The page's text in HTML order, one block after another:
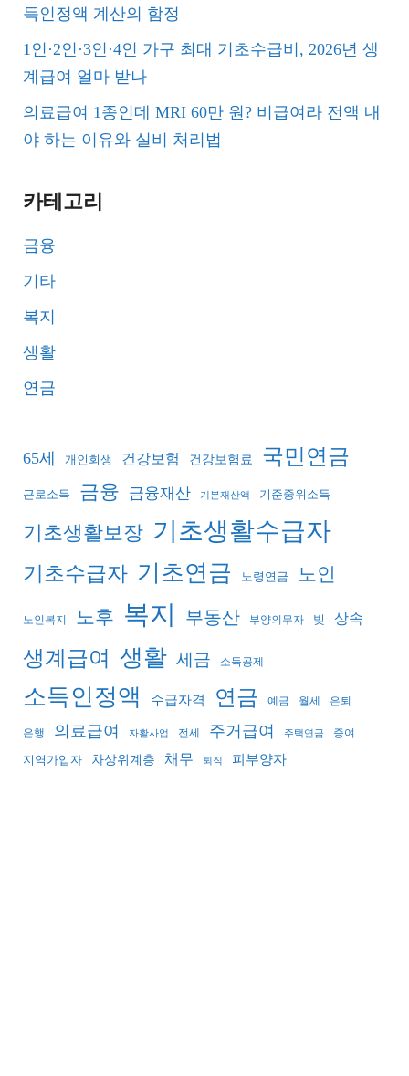
득인정액 계산의 함정
1인·2인·3인·4인 가구 최대 기초수급비, 2026년 생
계급여 얼마 받나
의료급여 1종인데 MRI 60만 원? 비급여라 전액 내
야 하는 이유와 실비 처리법
카테고리
금융
기타
복지
생활
연금
65세 개인회생 건강보험 건강보험료 국민연금
근로소득 금융 금융재산 기본재산액 기준중위소득
기초생활보장 기초생활수급자
기초수급자 기초연금 노령연금 노인
노인복지 노후 복지 부동산 부양의무자 빚 상속
생계급여 생활 세금 소득공제
소득인정액 수급자격 연금 예금 월세 은퇴
은행 의료급여 자활사업 전세 주거급여 주택연금 증여
지역가입자 차상위계층 채무 퇴직 피부양자